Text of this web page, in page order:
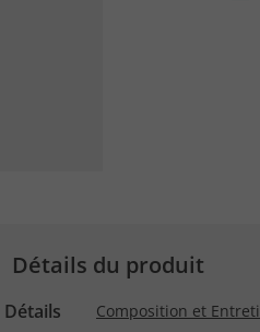
Détails du produit
Détails Composition et